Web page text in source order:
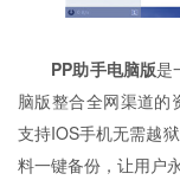
PP助手电脑版是
脑版整合全网渠道的
支持IOS手机无需越
料一键备份，让用户